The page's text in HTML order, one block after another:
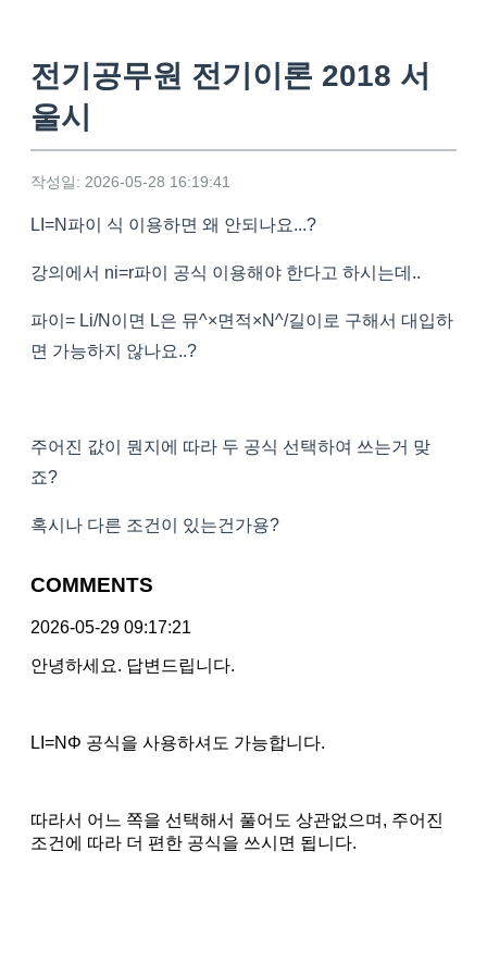
전기공무원 전기이론 2018 서
울시
작성일: 2026-05-28 16:19:41
LI=N파이 식 이용하면 왜 안되나요...?
강의에서 ni=r파이 공식 이용해야 한다고 하시는데..
파이= Li/N이면 L은 뮤^×면적×N^/길이로 구해서 대입하
면 가능하지 않나요..?
주어진 값이 뭔지에 따라 두 공식 선택하여 쓰는거 맞
죠?
혹시나 다른 조건이 있는건가용?
COMMENTS
2026-05-29 09:17:21
안녕하세요. 답변드립니다.
LI=NΦ 공식을 사용하셔도 가능합니다.
따라서 어느 쪽을 선택해서 풀어도 상관없으며, 주어진
조건에 따라 더 편한 공식을 쓰시면 됩니다.